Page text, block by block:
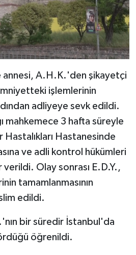
annesi, A.H.K.'den şikayetçi
işlemlerinin
adliyeye sevk edildi.
mahkemece 3 hafta süreyle
Hastalıkları Hastanesinde
ve adli kontrol hükümleri
verildi. Olay sonrası E.D.Y.,
tamamlanmasının
edildi.
bir süredir İstanbul'da
öğrenildi.